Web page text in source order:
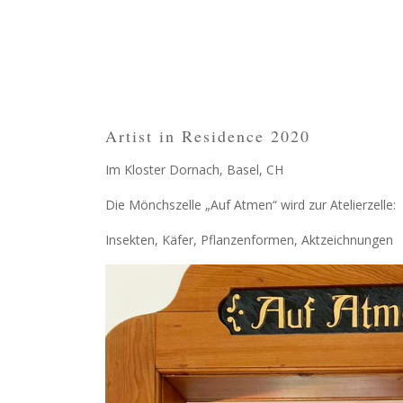
Artist in Residence 2020
Im Kloster Dornach, Basel, CH
Die Mönchszelle „Auf Atmen“ wird zur Atelierzelle:
Insekten, Käfer, Pflanzenformen, Aktzeichnungen